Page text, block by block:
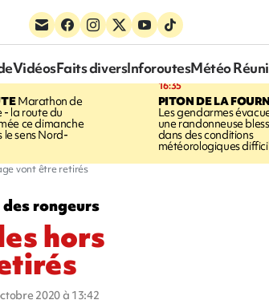
VidéosFaits diversInforoutesMétéo
Marathon de
- la route du
ce dimanche
le sens Nord-
16:35
PITON DE LA
Les gendarmes
une randonneuse
dans des conditions
météorologiques
vont être retirés
rongeurs
hors
2020 à 13:42